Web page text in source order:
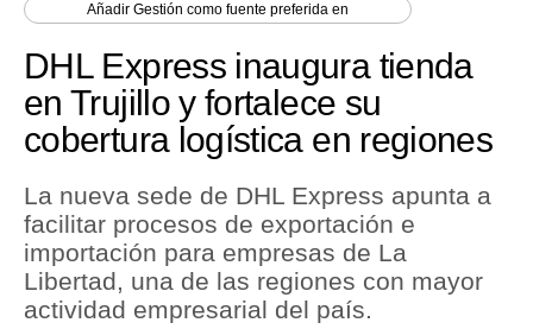
Economía
Mercados
Política
Tu Dinero
Finanzas Personales
AñadirGestión como fuente preferida en
DHL Express inaugura tienda
en Trujillo y fortalece su
cobertura logística en regiones
La nueva sede de DHL Express apunta a
facilitar procesos de exportación e
importación para empresas de La
Libertad, una de las regiones con mayor
actividad empresarial del país.